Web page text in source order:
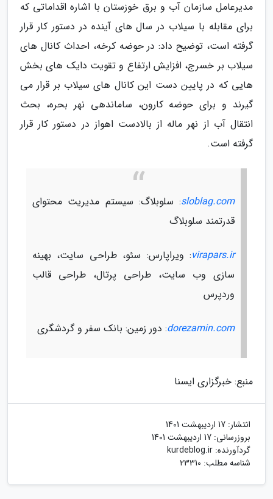
مدیرعامل سازمان آب و برق خوزستان با اشاره اقداماتی که
برای مقابله با سیلاب در سال های آینده در دستور کار قرار
گرفته است، توضیح داد: در حوضه کرخه، احداث کانال های
سیلاب بر خسرج، افزایش ارتفاع و تقویت دایک های بخش
هایی که در پایین دست این کانال های سیلاب بر قرار می
گیرند و برای حوضه کارون، ساماندهی نهر بحره، بحث
انتقال آب از نهر ماله از بالادست اهواز در دستور کار قرار
گرفته است.
sloblag.com: سلوبلاگ: سیستم مدیریت محتوای
قدرتمند سلوبلاگ
virapars.ir: ویراپارس: سئو، طراحی سایت، بهینه
سازی وب سایت، طراحی پرتال، طراحی قالب
وردپرس
dorezamin.com: دور زمین: بانک سفر و گردشگری
منبع: خبرگزاری ایسنا
انتشار: 17 اردیبهشت 1401
بروزرسانی: 17 اردیبهشت 1401
گردآورنده: kurdeblog.ir
شناسه مطلب: 23310